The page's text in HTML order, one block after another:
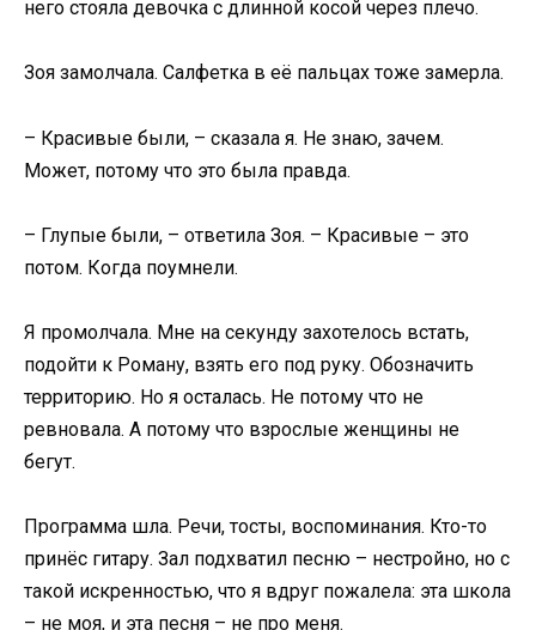
него стояла девочка с длинной косой через плечо.
Зоя замолчала. Салфетка в её пальцах тоже замерла.
– Красивые были, – сказала я. Не знаю, зачем.
Может, потому что это была правда.
– Глупые были, – ответила Зоя. – Красивые – это
потом. Когда поумнели.
Я промолчала. Мне на секунду захотелось встать,
подойти к Роману, взять его под руку. Обозначить
территорию. Но я осталась. Не потому что не
ревновала. А потому что взрослые женщины не
бегут.
Программа шла. Речи, тосты, воспоминания. Кто-то
принёс гитару. Зал подхватил песню – нестройно, но с
такой искренностью, что я вдруг пожалела: эта школа
– не моя, и эта песня – не про меня.